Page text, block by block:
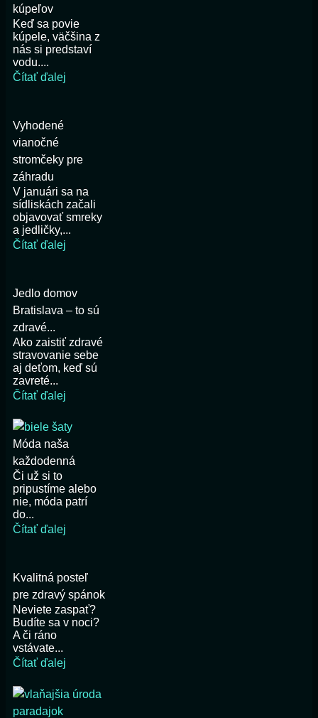
kúpeľov
Keď sa povie
kúpele, väčšina z
nás si predstaví
vodu....
Čítať ďalej
Vyhodené
vianočné
stromčeky pre
záhradu
V januári sa na
sídliskách začali
objavovať smreky
a jedličky,...
Čítať ďalej
Jedlo domov
Bratislava – to sú
zdravé...
Ako zaistiť zdravé
stravovanie sebe
aj deťom, keď sú
zavreté...
Čítať ďalej
Móda naša
každodenná
Či už si to
pripustíme alebo
nie, móda patrí
do...
Čítať ďalej
Kvalitná posteľ
pre zdravý spánok
Neviete zaspať?
Budíte sa v noci?
A či ráno
vstávate...
Čítať ďalej